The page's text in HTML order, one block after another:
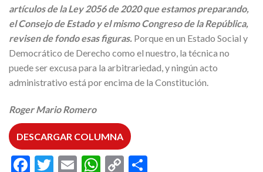
artículos de la Ley 2056 de 2020 que estamos preparando,
el Consejo de Estado y el mismo Congreso de la República,
revisen de fondo esas figuras. Porque en un Estado Social y
Democrático de Derecho como el nuestro, la técnica no
puede ser excusa para la arbitrariedad, y ningún acto
administrativo está por encima de la Constitución.
Roger Mario Romero
DESCARGAR COLUMNA
Facebook
Twitter
EmailWhatsApp
Copy